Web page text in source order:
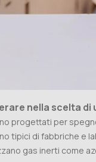
nella scelta di
progettati per
tipici di fabbriche e
gas inerti come